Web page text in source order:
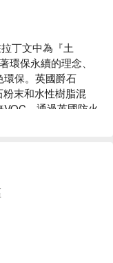
丁文中為『土
環保永續的理念、
環保。英國爵石
末和水性樹脂混
、通過英國防火
國爵石 Jesmonite
創作平台，透過手
：英國爵石